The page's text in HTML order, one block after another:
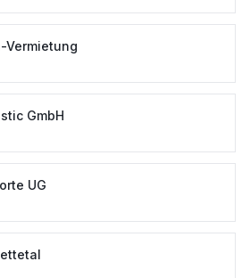
Vermietung
GmbH
UG